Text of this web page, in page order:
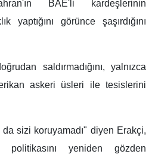
BAE'li kardeşlerinin
yaptığını görünce şaşırdığını
saldırmadığını, yalnızca
askeri üsleri ile tesislerini
da sizi koruyamadı" diyen Erakçi,
yeniden gözden